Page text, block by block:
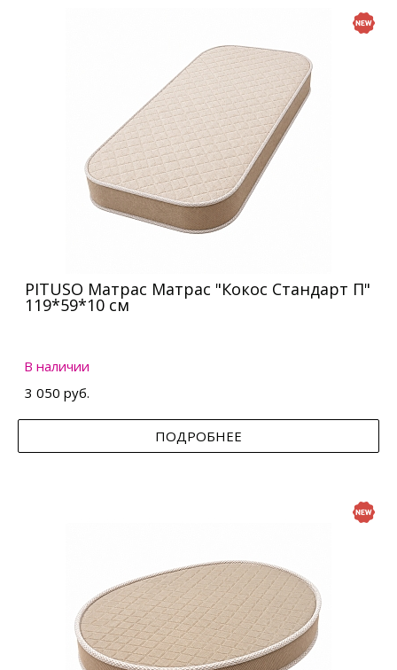
PITUSO Матрас Матрас "Кокос Стандарт П"
119*59*10 см
В наличии
3 050 руб.
ПОДРОБНЕЕ